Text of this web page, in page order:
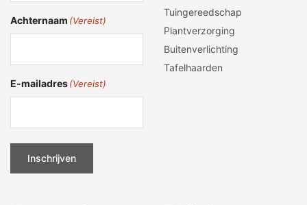
Achternaam (Vereist)
E-mailadres(Vereist)
Inschrijven
Tuingereedschap
Plantverzorging
Buitenverlichting
Tafelhaarden